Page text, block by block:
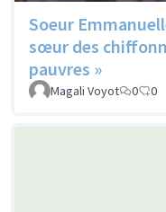
Soeur
sœur des
pauvres »
Magali Voyot 0 0